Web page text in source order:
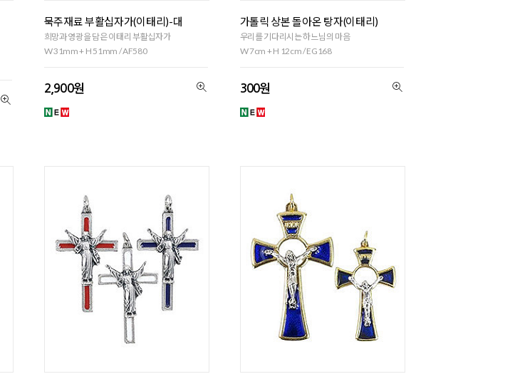
묵주재료 부활십자가(이태리)-대
희망과 영광을 담은 이태리 부활십자가
W 31mm + H 51mm / AF580
2,900원
가톨릭 상본 돌아온 탕자(이태리)
우리를 기다리시는 하느님의 마음
W 7cm + H 12cm / EG168
300원